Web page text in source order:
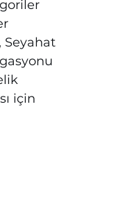
Seyahat
için